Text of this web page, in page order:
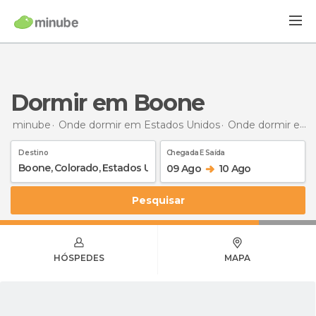
Dormir em Boone
minube Onde dormir em Estados Unidos Onde dormir em Colorado
Destino Chegada E Saída
09 Ago 10 Ago
Pesquisar
HÓSPEDES MAPA